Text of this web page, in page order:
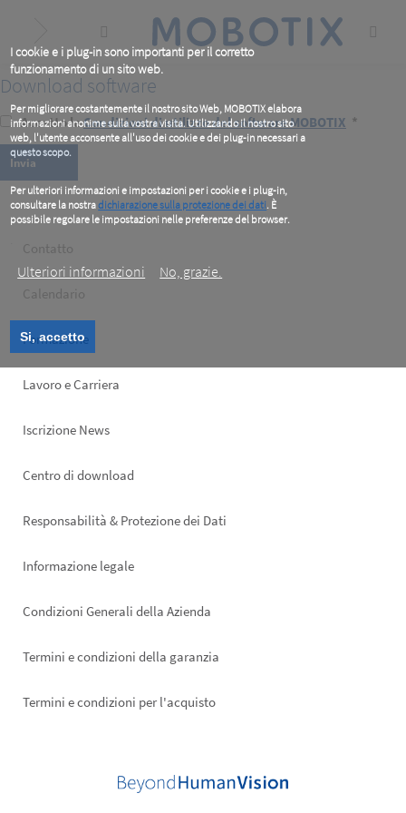
I cookie e i plug-in sono importanti per il corretto
funzionamento di un sito web.
Per migliorare costantemente il nostro sito Web, MOBOTIX elabora
informazioni anonime sulla vostra visita. Utilizzando il nostro sito
web, l'utente acconsente all'uso dei cookie e dei plug-in necessari a
questo scopo.
Per ulteriori informazioni e impostazioni per i cookie e i plug-in,
consultare la nostradichiarazione sulla protezione dei dati. È
possibile regolare le impostazioni nelle preferenze del browser.
Ulteriori informazioni
No, grazie.
Si, accetto
content
Download software
Accetto leCondizioni di utilizzo del software MOBOTIX *
Footer
left
Contatto
Calendario
Formazione
Lavoro e Carriera
Iscrizione News
Footer
Centro di download
Responsabilità & Protezione dei Dati
Informazione legale
Condizioni Generali della Azienda
Termini e condizioni della garanzia
Termini e condizioni per l'acquisto